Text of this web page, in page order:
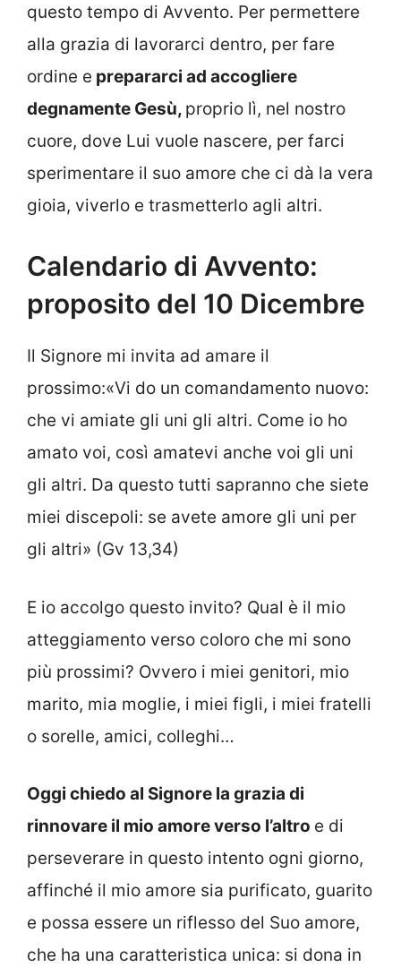
questo tempo di Avvento. Per permettere
alla grazia di lavorarci dentro, per fare
ordine e prepararci ad accogliere
degnamente Gesù, proprio lì, nel nostro
cuore, dove Lui vuole nascere, per farci
sperimentare il suo amore che ci dà la vera
gioia, viverlo e trasmetterlo agli altri.
Calendario di Avvento:
proposito del 10 Dicembre
Il Signore mi invita ad amare il
prossimo:«Vi do un comandamento nuovo:
che vi amiate gli uni gli altri. Come io ho
amato voi, così amatevi anche voi gli uni
gli altri. Da questo tutti sapranno che siete
miei discepoli: se avete amore gli uni per
gli altri» (Gv 13,34)
E io accolgo questo invito? Qual è il mio
atteggiamento verso coloro che mi sono
più prossimi? Ovvero i miei genitori, mio
marito, mia moglie, i miei figli, i miei fratelli
o sorelle, amici, colleghi…
Oggi chiedo al Signore la grazia di
rinnovare il mio amore verso l’altro e di
perseverare in questo intento ogni giorno,
affinché il mio amore sia purificato, guarito
e possa essere un riflesso del Suo amore,
che ha una caratteristica unica: si dona in